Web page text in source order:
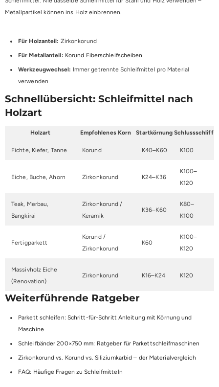
Metallpartikel können ins Holz einbrennen.
Für Holzanteil: Zirkonkorund
Für Metallanteil: Korund Fiberschleifscheiben
Werkzeugwechsel: Immer getrennte Schleifmittel pro Material
verwenden
Schnellübersicht: Schleifmittel nach
Holzart
Holzart Empfohlenes Korn Startkörnung Schlussschliff
Fichte, Kiefer, Tanne Korund K40–K60 K100
Eiche, Buche, Ahorn Zirkonkorund K24–K36
K100–
K120
Teak, Merbau,
Bangkirai
Zirkonkorund /
Keramik
K36–K60
K80–
K100
Fertigparkett
Korund /
Zirkonkorund
K60
K100–
K120
Massivholz Eiche
(Renovation)
Zirkonkorund K16–K24 K120
Weiterführende Ratgeber
Parkett schleifen: Schritt-für-Schritt Anleitung mit Körnung und
Maschine
Schleifbänder 200×750 mm: Ratgeber für Parkettschleifmaschinen
Zirkonkorund vs. Korund vs. Siliziumkarbid – der Materialvergleich
FAQ: Häufige Fragen zu Schleifmitteln